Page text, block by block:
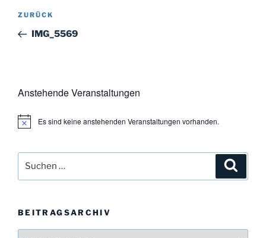
Beitragsnavigation
Vorheriger
Beitrag
ZURÜCK
IMG_5569
Anstehende Veranstaltungen
H
w
s
Es sind keine anstehenden Veranstaltungen vorhanden.
nach:
BEITRAGSARCHIV